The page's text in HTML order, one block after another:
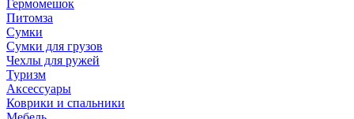
Гермомешок
Питомза
Сумки
Сумки для грузов
Чехлы для ружей
Туризм
Аксессуары
Коврики и спальники